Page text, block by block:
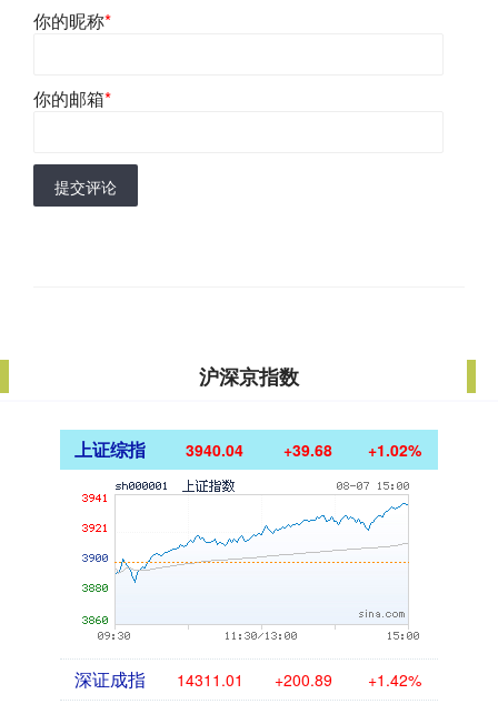
你的昵称*
你的邮箱*
提交评论
沪深京指数
上证综指 3940.04 +39.68 +1.02%
深证成指 14311.01 +200.89 +1.42%